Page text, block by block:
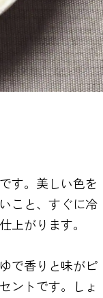
す。美しい色を
こと、すぐに冷
がります。
で香りと味がピ
ントです。しょ